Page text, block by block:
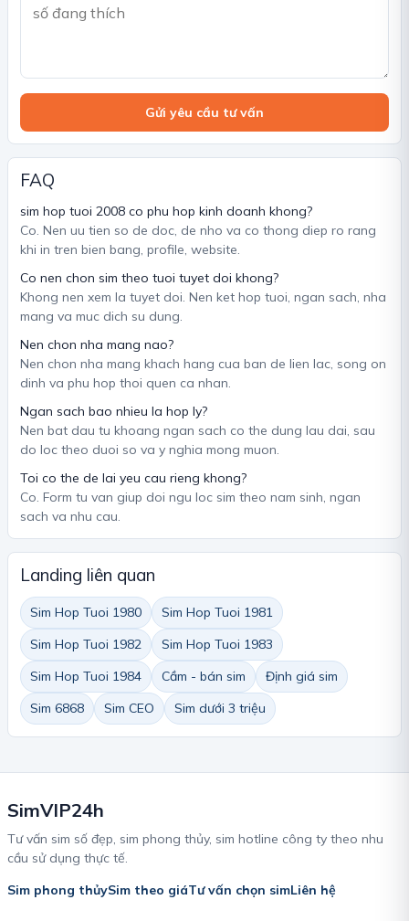
Gửi yêu cầu tư vấn
FAQ
sim hop tuoi 2008 co phu hop kinh doanh khong?
Co. Nen uu tien so de doc, de nho va co thong diep ro rang
khi in tren bien bang, profile, website.
Co nen chon sim theo tuoi tuyet doi khong?
Khong nen xem la tuyet doi. Nen ket hop tuoi, ngan sach, nha
mang va muc dich su dung.
Nen chon nha mang nao?
Nen chon nha mang khach hang cua ban de lien lac, song on
dinh va phu hop thoi quen ca nhan.
Ngan sach bao nhieu la hop ly?
Nen bat dau tu khoang ngan sach co the dung lau dai, sau
do loc theo duoi so va y nghia mong muon.
Toi co the de lai yeu cau rieng khong?
Co. Form tu van giup doi ngu loc sim theo nam sinh, ngan
sach va nhu cau.
Landing liên quan
Sim Hop Tuoi 1980
Sim Hop Tuoi 1981
Sim Hop Tuoi 1982
Sim Hop Tuoi 1983
Sim Hop Tuoi 1984
Cầm - bán sim
Định giá sim
Sim 6868
Sim CEO Sim dưới 3 triệu
SimVIP24h
Tư vấn sim số đẹp, sim phong thủy, sim hotline công ty theo nhu
cầu sử dụng thực tế.
Sim phong thủySim theo giáTư vấn chọn simLiên hệ